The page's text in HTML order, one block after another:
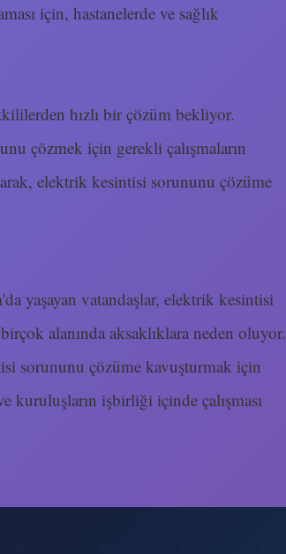
için, hastanelerde ve sağlık
hızlı bir çözüm bekliyor.
çözmek için gerekli çalışmaların
elektrik kesintisi sorununu çözüme
yaşayan vatandaşlar, elektrik kesintisi
alanında aksaklıklara neden oluyor.
sorununu çözüme kavuşturmak için
işbirliği içinde çalışması